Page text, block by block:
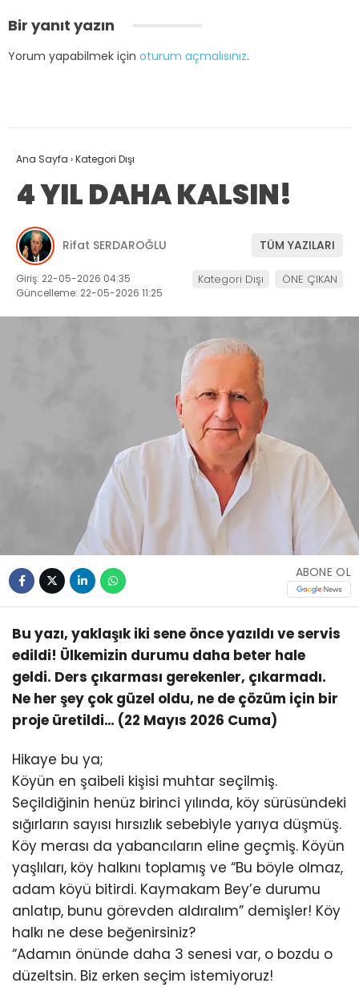
Bir yanıt yazın
Yorum yapabilmek için oturum açmalısınız.
Ana Sayfa ›Kategori Dışı
4 YIL DAHA KALSIN!
Rifat SERDAROĞLU TÜM YAZILARI
Giriş: 22-05-2026 04:35
Güncelleme: 22-05-2026 11:25
Kategori Dışı ÖNE ÇIKAN
ABONE OL
Bu yazı, yaklaşık iki sene önce yazıldı ve servis
edildi! Ülkemizin durumu daha beter hale
geldi. Ders çıkarması gerekenler, çıkarmadı.
Ne her şey çok güzel oldu, ne de çözüm için bir
proje üretildi… (22 Mayıs 2026 Cuma)
Hikaye bu ya;
Köyün en şaibeli kişisi muhtar seçilmiş.
Seçildiğinin henüz birinci yılında, köy sürüsündeki
sığırların sayısı hırsızlık sebebiyle yarıya düşmüş.
Köy merası da yabancıların eline geçmiş. Köyün
yaşlıları, köy halkını toplamış ve “Bu böyle olmaz,
adam köyü bitirdi. Kaymakam Bey’e durumu
anlatıp, bunu görevden aldıralım” demişler! Köy
halkı ne dese beğenirsiniz?
“Adamın önünde daha 3 senesi var, o bozdu o
düzeltsin. Biz erken seçim istemiyoruz!